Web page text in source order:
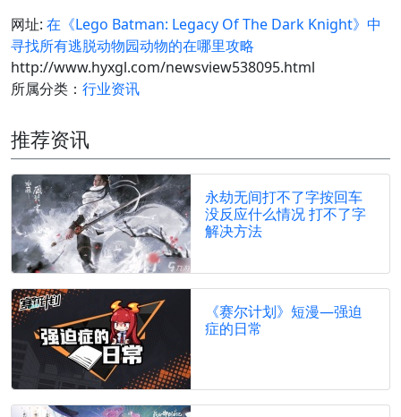
网址: 在《Lego Batman: Legacy Of The Dark Knight》中
寻找所有逃脱动物园动物的在哪里攻略
http://www.hyxgl.com/newsview538095.html
所属分类： 行业资讯
推荐资讯
永劫无间打不了字按回车
没反应什么情况 打不了字
解决方法
《赛尔计划》短漫—强迫
症的日常